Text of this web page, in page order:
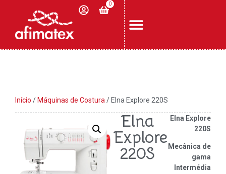
0
Início / Máquinas de Costura / Elna Explore 220S
Elna
Explore
220S
Elna Explore
220S
Mecânica de
gama
Intermédia